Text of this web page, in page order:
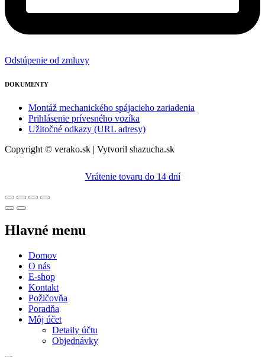
Odstúpenie od zmluvy
DOKUMENTY
Montáž mechanického spájacieho zariadenia
Prihlásenie prívesného vozíka
Užitočné odkazy (URL adresy)
Copyright © verako.sk | Vytvoril shazucha.sk
Vrátenie tovaru do 14 dní
Hlavné menu
Domov
O nás
E-shop
Kontakt
Požičovňa
Poradňa
Môj účet
Detaily účtu
Objednávky